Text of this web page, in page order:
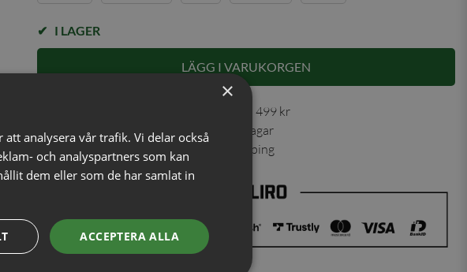
I LAGER
LÄGG I VARUKORGEN
✓ Öppet köp i 30 dagar ✓ Fri frakt från 499 kr
✓ Din beställning skickas inom 1-2 vardagar
✓ Snabb leverans från vårt lager i Jönköping
×
analysera vår trafik. Vi delar också
och analyspartners som kan
dem eller som de har samlat in
ACCEPTERA ALLA